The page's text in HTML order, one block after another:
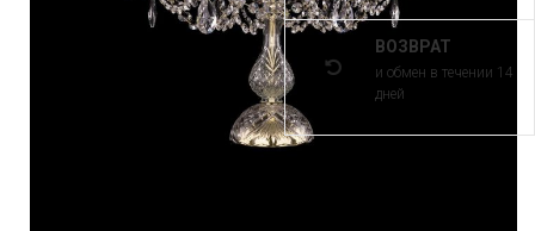
ВОЗВРАТ
и обмен в течении 14
дней